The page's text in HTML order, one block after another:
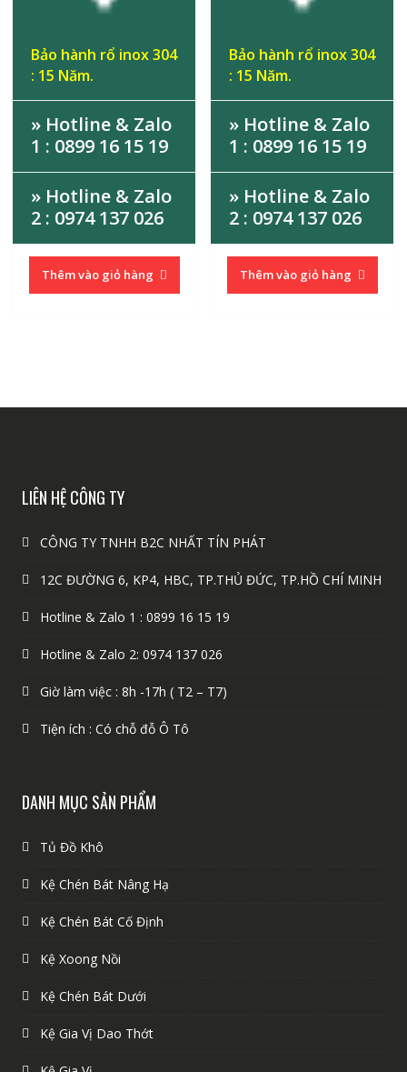
Bảo hành rổ inox 304
: 15 Năm.
» Hotline & Zalo
1 : 0899 16 15 19
» Hotline & Zalo
2 : 0974 137 026
Thêm vào giỏ hàng
Bảo hành rổ inox 304
: 15 Năm.
» Hotline & Zalo
1 : 0899 16 15 19
» Hotline & Zalo
2 : 0974 137 026
Thêm vào giỏ hàng
LIÊN HỆ CÔNG TY
CÔNG TY TNHH B2C NHẤT TÍN PHÁT
12C ĐƯỜNG 6, KP4, HBC, TP.THỦ ĐỨC, TP.HỒ CHÍ MINH
Hotline & Zalo 1 : 0899 16 15 19
Hotline & Zalo 2: 0974 137 026
Giờ làm việc : 8h -17h ( T2 – T7)
Tiện ích : Có chỗ đỗ Ô Tô
DANH MỤC SẢN PHẨM
Tủ Đồ Khô
Kệ Chén Bát Nâng Hạ
Kệ Chén Bát Cố Định
Kệ Xoong Nồi
Kệ Chén Bát Dưới
Kệ Gia Vị Dao Thớt